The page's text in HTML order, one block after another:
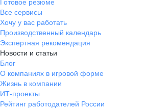
Все сервисы
Хочу у вас работать
Производственный календарь
Экспертная рекомендация
Новости и статьи
Блог
О компаниях в игровой форме
Жизнь в компании
ИТ-проекты
Рейтинг работодателей России